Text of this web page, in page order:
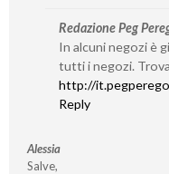
Redazione Peg
In alcuni negozi è
tutti i negozi.
http://
Reply
Alessia
Salve,